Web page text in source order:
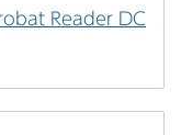
Reader DC